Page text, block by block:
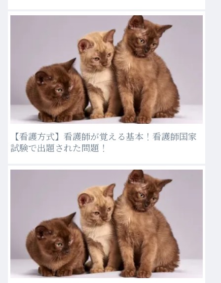
【看護方式】看護師が覚える基本！看護師国家
試験で出題された問題！